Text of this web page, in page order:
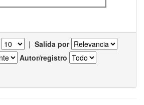
| Salida por
Autor/registro